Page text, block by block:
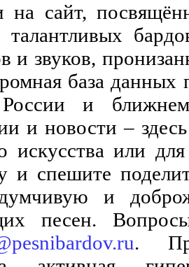
сайт,
талантливых
и звуков,
база
и ближнем
и новости –
искусства или
и спешите
и
песен.
.